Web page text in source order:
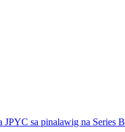
JPYC sa pinalawig na Series B